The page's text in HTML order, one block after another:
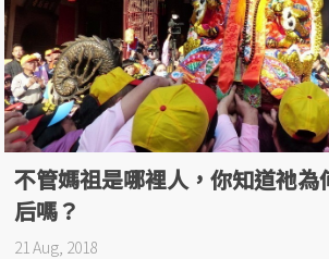
不管媽祖是哪裡人，你知道祂為
后嗎？
21 Aug, 2018